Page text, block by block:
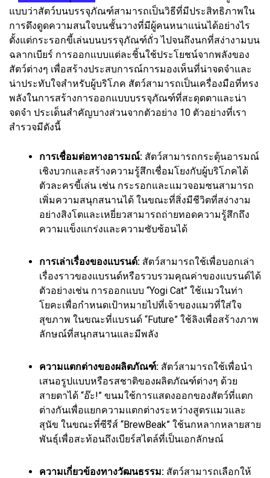
แบบว่าสัตว์บนบรรจุภัณฑ์สามารถเป็นวิธีที่มีประสิทธิภาพใน
การดึงดูดความสนใจบนชั้นวางที่มีผู้คนหนาแน่นได้อย่างไร
ตั้งแต่กระรอกขี้เล่นบนบรรจุภัณฑ์ถั่ว ไปจนถึงนกที่สง่างามบน
ฉลากเบียร์ การออกแบบแต่ละชิ้นใช้ประโยชน์จากพลังของ
สัตว์ต่างๆ เพื่อสร้างประสบการณ์การมองเห็นที่น่าจดจำและ
น่าประทับใจสำหรับผู้บริโภค สัตว์สามารถเป็นเครื่องมือที่ทรง
พลังในการสร้างการออกแบบบรรจุภัณฑ์ที่สะดุดตาและน่า
จดจำ ประเด็นสำคัญบางส่วนจากตัวอย่าง 10 ตัวอย่างที่เรา
สำรวจมีดังนี้
การเชื่อมต่อทางอารมณ์: สัตว์สามารถกระตุ้นอารมณ์
เชิงบวกและสร้างความรู้สึกเชื่อมโยงกับผู้บริโภคได้
ตัวละครขี้เล่น เช่น กระรอกและแมวจอมซนสามารถ
เพิ่มความสนุกสนานได้ ในขณะที่สิ่งมีชีวิตที่สง่างาม
อย่างสิงโตและเหยี่ยวสามารถถ่ายทอดความรู้สึกถึง
ความแข็งแกร่งและความซับซ้อนได้
การเล่าเรื่องของแบรนด์: สัตว์สามารถใช้เพื่อบอกเล่า
เรื่องราวของแบรนด์หรือรวบรวมคุณค่าของแบรนด์ได้
ตัวอย่างเช่น การออกแบบ “Yogi Cat” ใช้แมวในท่า
โยคะเพื่อกำหนดเป้าหมายไปที่เจ้าของแมวที่ใส่ใจ
สุขภาพ ในขณะที่แบรนด์ “Future” ใช้ลิงเพื่อสร้างภาพ
ลักษณ์ที่สนุกสนานและมีพลัง
ความแตกต่างของผลิตภัณฑ์: สัตว์สามารถใช้เพื่อนำ
เสนอรูปแบบหรือรสชาติของผลิตภัณฑ์ต่างๆ ด้วย
สายตาได้ “อ๊ะ!” ขนมใช้การแสดงออกของสัตว์ที่แตก
ต่างกันเพื่อแยกความแตกต่างระหว่างสูตรแมวและ
สุนัข ในขณะที่ซีรีส์ “BrewBeak” ใช้นกหลากหลายสาย
พันธุ์เพื่อสะท้อนถึงเบียร์สไตล์ที่เป็นเอกลักษณ์
ความเกี่ยวข้องทางวัฒนธรรม: สัตว์สามารถเลือกให้